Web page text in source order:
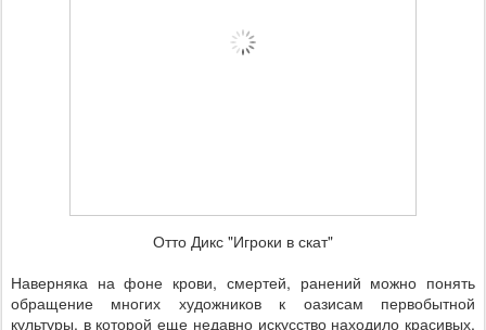
Отто Дикс "Игроки в скат"
Наверняка на фоне крови, смертей, ранений можно понять
обращение многих художников к оазисам первобытной
культуры, в которой еще недавно искусство находило красивых,